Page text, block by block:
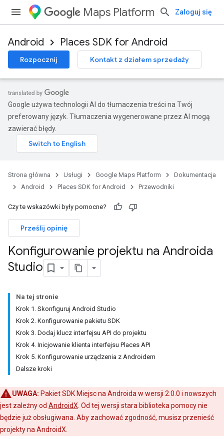
Maps Platform Zaloguj się
Android Places SDK for Android
Rozpocznij Kontakt z działem sprzedaży
Google używa technologii AI do tłumaczenia treści na Twój
preferowany język. Tłumaczenia wygenerowane przez AI mogą
zawierać błędy.
Strona główna Usługi Google Maps Platform
Dokumentacja
Android
Places SDK for Android Przewodniki
Czy te wskazówki były pomocne?
Prześlij opinię
Konfigurowanie projektu na Androida
Studio
Na tej stronie
Krok 1. Skonfiguruj Android Studio
Krok 2. Konfigurowanie pakietu SDK
Krok 3. Dodaj klucz interfejsu API do projektu
Krok 4. Inicjowanie klienta interfejsu Places API
Krok 5. Konfigurowanie urządzenia z Androidem
Dalsze kroki
UWAGA: Pakiet SDK Miejsc na Androida w wersji 2.0.0 i nowszych
jest zależny od AndroidX . Od tej wersji stara biblioteka pomocy nie
będzie już obsługiwana. Aby zachować zgodność, musisz przenieść
projekty na AndroidX.